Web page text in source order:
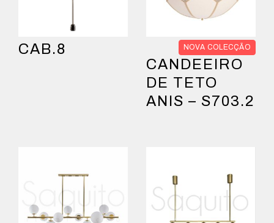
CAB.8 NOVA COLECÇÃO
CANDEEIRO
DE TETO
ANIS – S703.2